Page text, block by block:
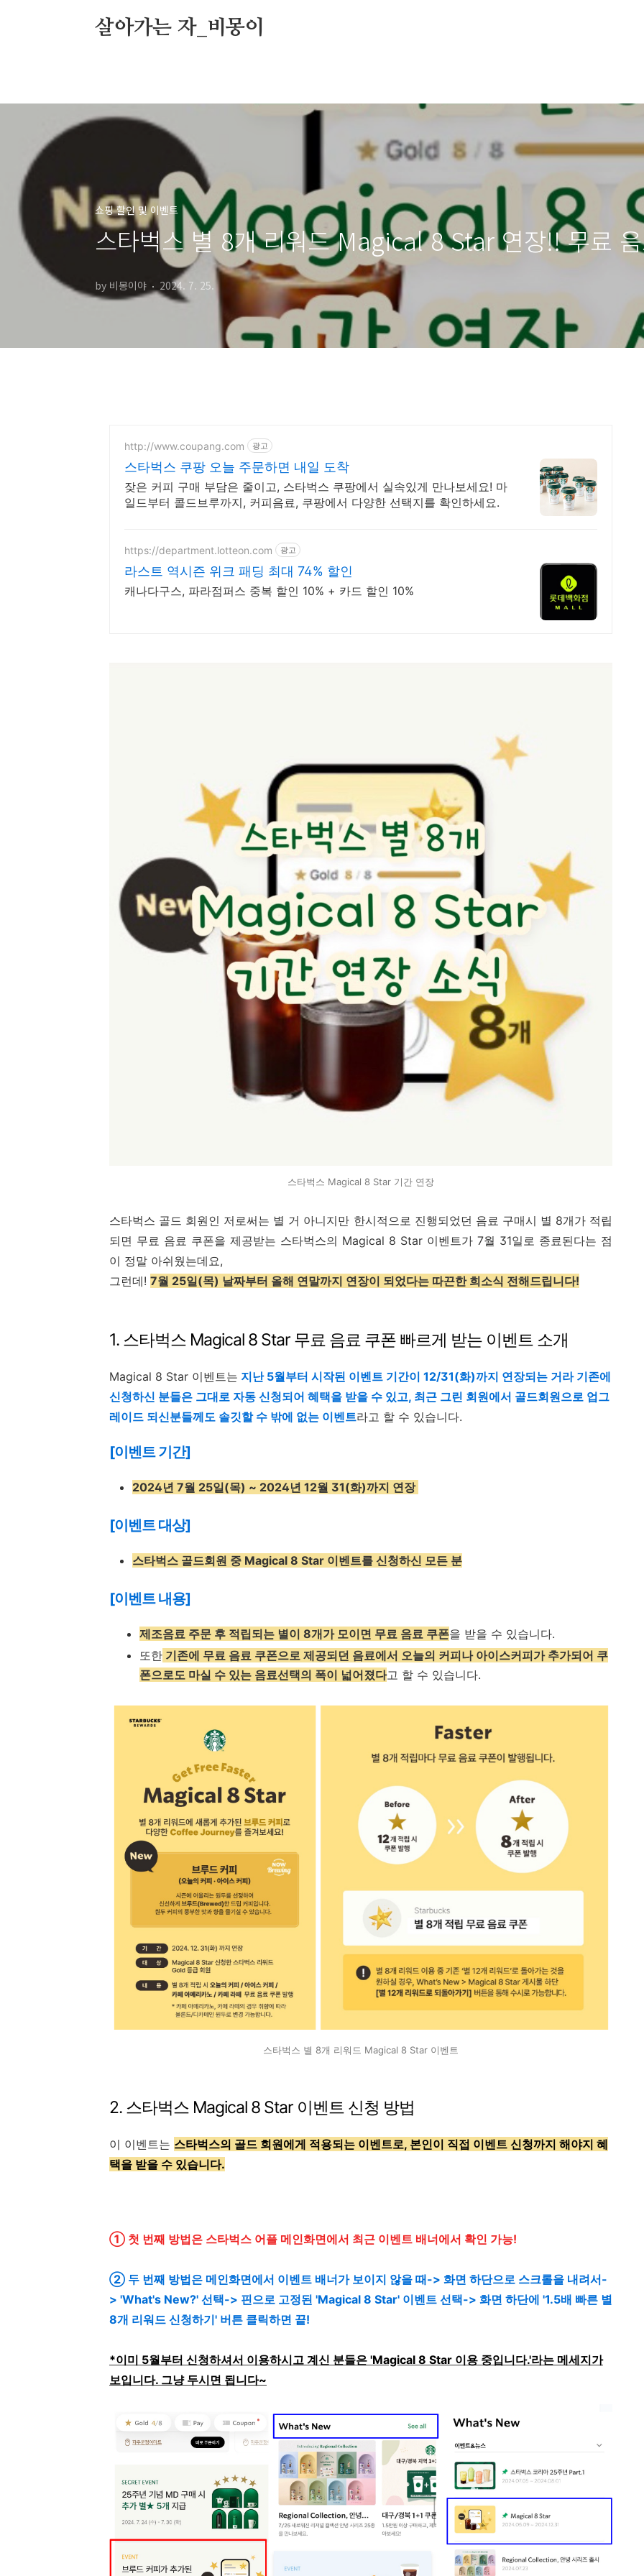
살아가는 자_비몽이
쇼핑 할인 및 이벤트
스타벅스 별 8개 리워드 Magical 8 Star 연장!! 무료
by 비몽이야 2024. 7. 25.
http://www.coupang.com 광고
스타벅스 쿠팡 오늘 주문하면 내일 도착
잦은 커피 구매 부담은 줄이고, 스타벅스 쿠팡에서 실속있게 만나보세요! 마
일드부터 콜드브루까지, 커피음료, 쿠팡에서 다양한 선택지를 확인하세요.
https://department.lotteon.com 광고
라스트 역시즌 위크 패딩 최대 74% 할인
캐나다구스, 파라점퍼스 중복 할인 10% + 카드 할인 10%
스타벅스 Magical 8 Star 기간 연장
스타벅스 골드 회원인 저로써는 별 거 아니지만 한시적으로 진행되었던 음료 구매시 별 8개가 적립
되면 무료 음료 쿠폰을 제공받는 스타벅스의 Magical 8 Star 이벤트가 7월 31일로 종료된다는 점
이 정말 아쉬웠는데요,
그런데! 7월 25일(목) 날짜부터 올해 연말까지 연장이 되었다는 따끈한 희소식 전해드립니다!
1. 스타벅스 Magical 8 Star 무료 음료 쿠폰 빠르게 받는 이벤트 소개
Magical 8 Star 이벤트는 지난 5월부터 시작된 이벤트 기간이 12/31(화)까지 연장되는 거라 기존에
신청하신 분들은 그대로 자동 신청되어 혜택을 받을 수 있고, 최근 그린 회원에서 골드회원으로 업그
레이드 되신분들께도 솔깃할 수 밖에 없는 이벤트라고 할 수 있습니다.
[이벤트 기간]
2024년 7월 25일(목) ~ 2024년 12월 31(화)까지 연장
[이벤트 대상]
스타벅스 골드회원 중 Magical 8 Star 이벤트를 신청하신 모든 분
[이벤트 내용]
제조음료 주문 후 적립되는 별이 8개가 모이면 무료 음료 쿠폰을 받을 수 있습니다.
또한 기존에 무료 음료 쿠폰으로 제공되던 음료에서 오늘의 커피나 아이스커피가 추가되어 쿠
폰으로도 마실 수 있는 음료선택의 폭이 넓어졌다고 할 수 있습니다.
스타벅스 별 8개 리워드 Magical 8 Star 이벤트
2. 스타벅스 Magical 8 Star 이벤트 신청 방법
이 이벤트는 스타벅스의 골드 회원에게 적용되는 이벤트로, 본인이 직접 이벤트 신청까지 해야지 혜
택을 받을 수 있습니다.
① 첫 번째 방법은 스타벅스 어플 메인화면에서 최근 이벤트 배너에서 확인 가능!
② 두 번째 방법은 메인화면에서 이벤트 배너가 보이지 않을 때-> 화면 하단으로 스크롤을 내려서-
> 'What's New?' 선택-> 핀으로 고정된 'Magical 8 Star' 이벤트 선택-> 화면 하단에 '1.5배 빠른 별
8개 리워드 신청하기' 버튼 클릭하면 끝!
*이미 5월부터 신청하셔서 이용하시고 계신 분들은 'Magical 8 Star 이용 중입니다.'라는 메세지가
보입니다. 그냥 두시면 됩니다~